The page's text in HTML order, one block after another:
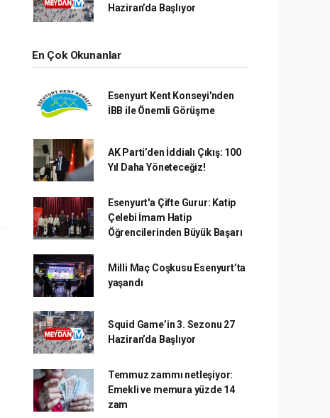
Haziran’da Başlıyor
En Çok Okunanlar
Esenyurt Kent Konseyi'nden
İBB ile Önemli Görüşme
AK Parti’den İddialı Çıkış: 100
Yıl Daha Yöneteceğiz!
Esenyurt'a Çifte Gurur: Katip
Çelebi İmam Hatip
Öğrencilerinden Büyük Başarı
Milli Maç Coşkusu Esenyurt’ta
yaşandı
Squid Game’in 3. Sezonu 27
Haziran’da Başlıyor
Temmuz zammı netleşiyor:
Emekli ve memura yüzde 14
zam